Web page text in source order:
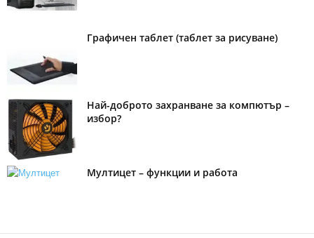
Графичен таблет (таблет за рисуване)
Най-доброто захранване за компютър –
избор?
Мултицет – функции и работа